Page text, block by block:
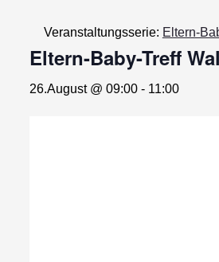
Veranstaltungsserie: Eltern-
Eltern-Baby-Treff
26.August @ 09:00- 11:00